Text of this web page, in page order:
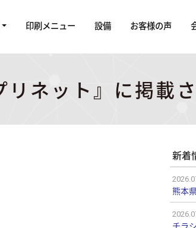
印刷メニュー 設備 お客様の声
ネット』に掲載
新着
熊本